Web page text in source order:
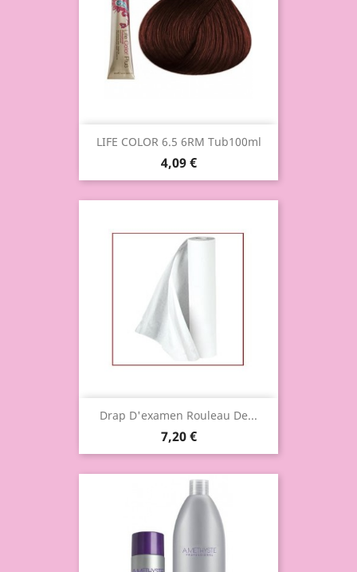
LIFE COLOR 6.5 6RM Tub100ml
4,09 €
Drap D'examen Rouleau De...
7,20 €